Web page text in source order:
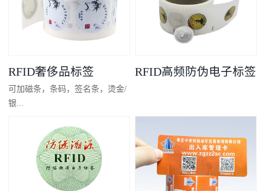
RFID奢侈品标签
可加磁条，条码，签名条，烫金/
银...
凸码，金/银底
RFID高频防伪电子标签